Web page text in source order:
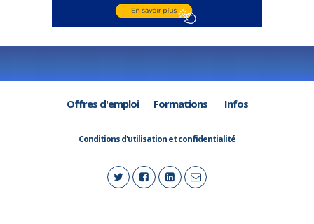
Offres d'emploi Formations Infos
Conditions d'utilisation et confidentialité